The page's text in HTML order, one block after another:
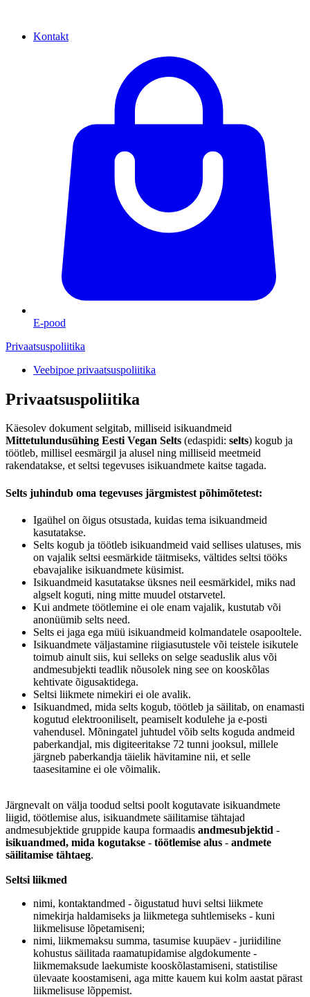
Kontakt
E-pood
Privaatsuspoliitika
Veebipoe privaatsuspoliitika
Privaatsuspoliitika
Käesolev dokument selgitab, milliseid isikuandmeid
Mittetulundusühing Eesti Vegan Selts (edaspidi: selts) kogub ja
töötleb, millisel eesmärgil ja alusel ning milliseid meetmeid
rakendatakse, et seltsi tegevuses isikuandmete kaitse tagada.
Selts juhindub oma tegevuses järgmistest põhimõtetest:
Igaühel on õigus otsustada, kuidas tema isikuandmeid
kasutatakse.
Selts kogub ja töötleb isikuandmeid vaid sellises ulatuses, mis
on vajalik seltsi eesmärkide täitmiseks, vältides seltsi tööks
ebavajalike isikuandmete küsimist.
Isikuandmeid kasutatakse üksnes neil eesmärkidel, miks nad
algselt koguti, ning mitte muudel otstarvetel.
Kui andmete töötlemine ei ole enam vajalik, kustutab või
anonüümib selts need.
Selts ei jaga ega müü isikuandmeid kolmandatele osapooltele.
Isikuandmete väljastamine riigiasutustele või teistele isikutele
toimub ainult siis, kui selleks on selge seaduslik alus või
andmesubjekti teadlik nõusolek ning see on kooskõlas
kehtivate õigusaktidega.
Seltsi liikmete nimekiri ei ole avalik.
Isikuandmed, mida selts kogub, töötleb ja säilitab, on enamasti
kogutud elektrooniliselt, peamiselt kodulehe ja e-posti
vahendusel. Mõningatel juhtudel võib selts koguda andmeid
paberkandjal, mis digiteeritakse 72 tunni jooksul, millele
järgneb paberkandja täielik hävitamine nii, et selle
taasesitamine ei ole võimalik.
Järgnevalt on välja toodud seltsi poolt kogutavate isikuandmete
liigid, töötlemise alus, isikuandmete säilitamise tähtajad
andmesubjektide gruppide kaupa formaadis andmesubjektid -
isikuandmed, mida kogutakse - töötlemise alus - andmete
säilitamise tähtaeg.
Seltsi liikmed
nimi, kontaktandmed - õigustatud huvi seltsi liikmete
nimekirja haldamiseks ja liikmetega suhtlemiseks - kuni
liikmelisuse lõpetamiseni;
nimi, liikmemaksu summa, tasumise kuupäev - juriidiline
kohustus säilitada raamatupidamise algdokumente -
liikmemaksude laekumiste kooskõlastamiseni, statistilise
ülevaate koostamiseni, aga mitte kauem kui kolm aastat pärast
liikmelisuse lõppemist.